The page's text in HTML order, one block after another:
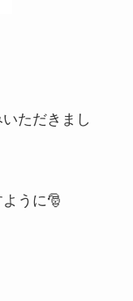
ただきまし
うに🎅